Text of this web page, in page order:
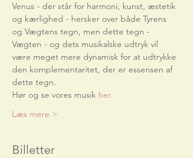
Venus - der står for harmoni, kunst, æstetik
og kærlighed - hersker over både Tyrens
og Vægtens tegn, men dette tegn -
Vægten - og dets musikalske udtryk vil
være meget mere dynamisk for at udtrykke
den komplementaritet, der er essensen af
dette tegn.
Hør og se vores musik her.
Læs mere >
Billetter